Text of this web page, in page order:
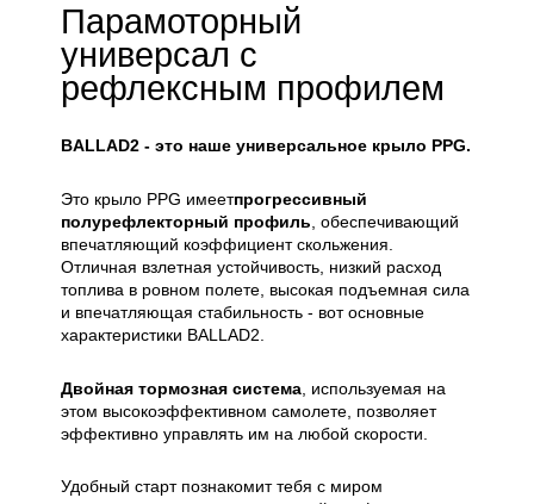
Парамоторный
универсал с
рефлексным профилем
BALLAD2 - это наше универсальное крыло PPG.
Это крыло PPG имеетпрогрессивный
полурефлекторный профиль , обеспечивающий
впечатляющий коэффициент скольжения.
Отличная взлетная устойчивость, низкий расход
топлива в ровном полете, высокая подъемная сила
и впечатляющая стабильность - вот основные
характеристики BALLAD2.
Двойная тормозная система , используемая на
этом высокоэффективном самолете, позволяет
эффективно управлять им на любой скорости.
Удобный старт познакомит тебя с миром